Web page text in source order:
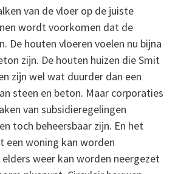
van de vloer op de juiste
wordt voorkomen dat de
De houten vloeren voelen nu bijna
zijn. De houten huizen die Smit
zijn wel wat duurder dan een
steen en beton. Maar corporaties
van subsidieregelingen
toch beheersbaar zijn. En het
een woning kan worden
weer kan worden neergezet